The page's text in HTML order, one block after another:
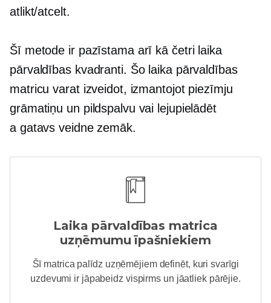
atlikt/atcelt.
Šī metode ir pazīstama arī kā četri laika
pārvaldības kvadranti. Šo laika pārvaldības
matricu varat izveidot, izmantojot piezīmju
grāmatiņu un pildspalvu vai lejupielādēt
a gatavs veidne zemāk.
Laika pārvaldības matrica
uzņēmumu īpašniekiem
Šī matrica palīdz uzņēmējiem definēt, kuri svarīgi
uzdevumi ir jāpabeidz vispirms un jāatliek pārējie.